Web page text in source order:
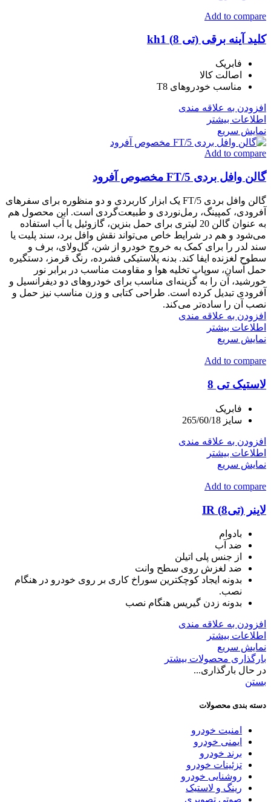
Add to compare
کلید آینه برقی (تی 8) kh1
فابریک
اصالت کالا
مناسب خودروهای T8
افزودن به علاقه مندی
اطلاعات بیشتر
نمایش سریع
Add to compare
گالن وافل بردی FT/5 مخصوص آفرود
گالن وافل بردی FT/5 یک ابزار کاربردی و دو منظوره برای سفرهای
آفرودی، کمپینگ، رمل‌نوردی و طبیعت‌گردی است. این محصول هم
به عنوان گالن 20 لیتری برای حمل بنزین، گازوئیل یا آب استفاده
می‌شود و هم در شرایط خاص می‌تواند نقش وافل برد، سند پلیت یا
سند لدر را برای کمک به خروج خودرو از شن، گل‌ولای، برف و
سطوح لغزنده ایفا کند. بدنه پلاستیکی فشرده، رنگ قرمز، دستگیره
حمل آسان، سوپاپ تخلیه هوا و مقاومت مناسب در برابر نور
خورشید، آن را به گزینه‌ای مناسب برای خودروهای دو دیفرانسیل و
آفرودی تبدیل کرده است. طراحی کتابی و وزن مناسب نیز حمل و
نصب آن را ساده‌تر می‌کند.
افزودن به علاقه مندی
اطلاعات بیشتر
نمایش سریع
Add to compare
لاستیک تی 8
فابریک
سایز 265/60/18
افزودن به علاقه مندی
اطلاعات بیشتر
نمایش سریع
Add to compare
لاینر (تی8) IR
بادوام
ضد آب
از جنس پلی اتیلن
ضد لغزش روی سطح وانت
بدونه ایجاد کوچکترین سوراخ کاری بر روی خودرو در هنگام
نصب.
بدونه زدن گیریس هنگام نصب
افزودن به علاقه مندی
اطلاعات بیشتر
نمایش سریع
بارگذاری محصولات بیشتر
در حال بارگذاری...
بستن
دسته بندی محصولات
امنیت خودرو
ایمنی خودرو
برند خودرو
تزئینات خودرو
روشنایی خودرو
رینگ و لاستیک
صوتی تصویری